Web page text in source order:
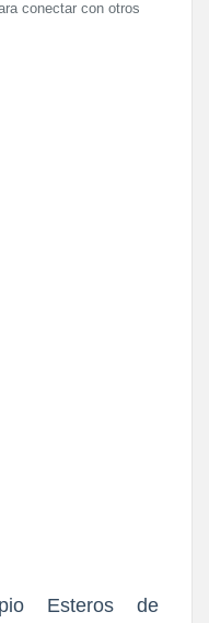
conectar con otros
Esteros de